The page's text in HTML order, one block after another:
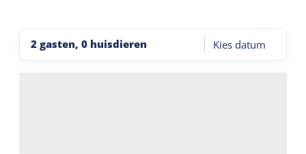
2 gasten, 0 huisdieren Kies datum